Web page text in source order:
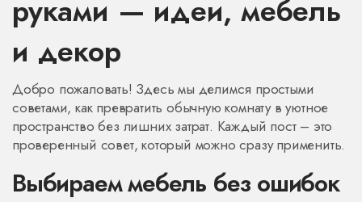
руками — идеи, мебель
и декор
Добро пожаловать! Здесь мы делимся простыми
советами, как превратить обычную комнату в уютное
пространство без лишних затрат. Каждый пост – это
проверенный совет, который можно сразу применить.
Выбираем мебель без ошибок